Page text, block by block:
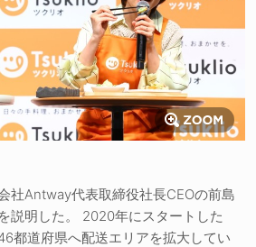
社Antway代表取締役社長CEOの前島
説明した。 2020年にスタートした
都道府県へ配送エリアを拡大してい